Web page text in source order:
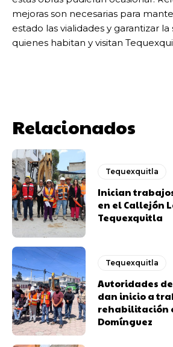
mejoras son necesarias para
estado las vialidades y garantizar
quienes habitan y visitan
Relacionados
Tequexquitla
Inician
en el Callejón
Tequexquitla
Tequexquitla
Autoridades
dan inicio a
rehabilitación
Domínguez